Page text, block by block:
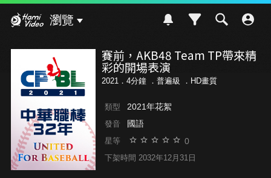
瀏覽
賽前，AKB48 Team TP帶來精
彩的開場表演
2021．4分鐘 ． 普遍級 ．HD畫質
類型 2021年花絮
發音 國語
星等 0
下架時間 2032年12月31日